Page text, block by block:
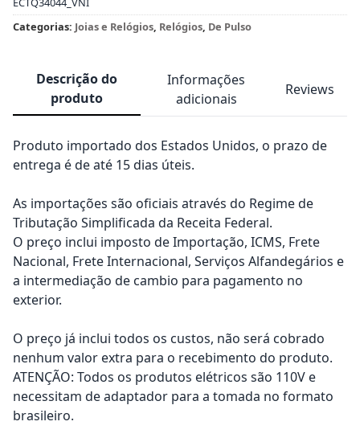
Categorias: Joias e Relógios, Relógios, De Pulso
Descrição do
produto
Informações
adicionais
Reviews
Produto importado dos Estados Unidos, o prazo de
entrega é de até 15 dias úteis.
As importações são oficiais através do Regime de
Tributação Simplificada da Receita Federal.
O preço inclui imposto de Importação, ICMS, Frete
Nacional, Frete Internacional, Serviços Alfandegários e
a intermediação de cambio para pagamento no
exterior.
O preço já inclui todos os custos, não será cobrado
nenhum valor extra para o recebimento do produto.
ATENÇÃO: Todos os produtos elétricos são 110V e
necessitam de adaptador para a tomada no formato
brasileiro.